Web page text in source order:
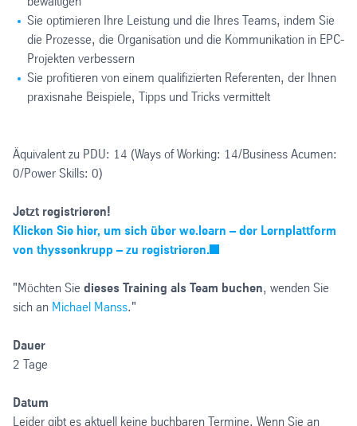
Sie optimieren Ihre Leistung und die Ihres Teams, indem Sie
die Prozesse, die Organisation und die Kommunikation in EPC-
Projekten verbessern
Sie profitieren von einem qualifizierten Referenten, der Ihnen
praxisnahe Beispiele, Tipps und Tricks vermittelt
Äquivalent zu PDU: 14 (Ways of Working: 14/Business Acumen:
0/Power Skills: 0)
Jetzt registrieren!
Klicken Sie hier, um sich über we.learn – der Lernplattform
von thyssenkrupp – zu registrieren.
"Möchten Sie dieses Training als Team buchen, wenden Sie
sich an Michael Manss."
Dauer
2 Tage
Datum
Leider gibt es aktuell keine buchbaren Termine. Wenn Sie an